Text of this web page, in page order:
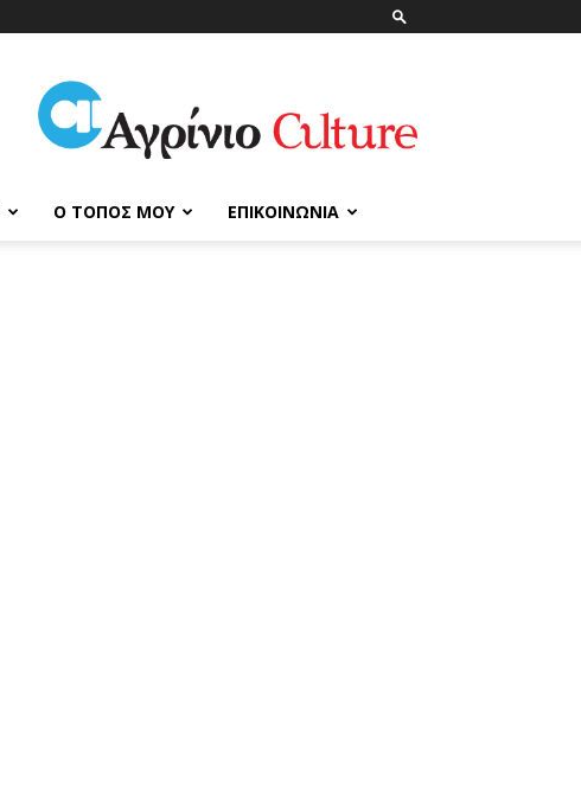
ΑγρίνιοCulture
Ο ΤΌΠΟΣ ΜΟΥ ΕΠΙΚΟΙΝΩΝΊΑ